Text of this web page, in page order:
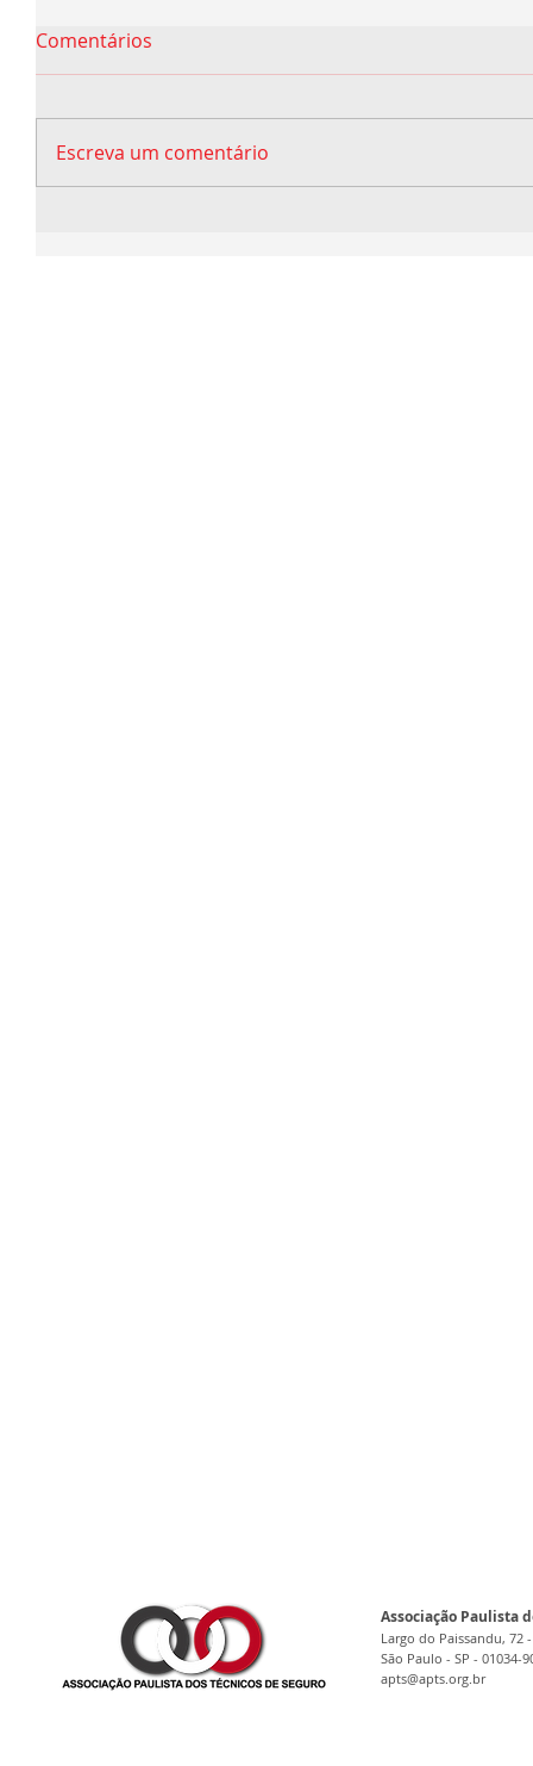
Comentários
Escreva um comentário
Associação Paulista
Largo do Paissandu, 72
São Paulo - SP - 01034-
apts@apts.org.br